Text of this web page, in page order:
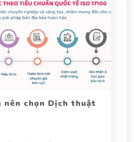
bài viết này, hãy cùng Dịch
hiểu sâu hơn về tốc ký trong
nên chọn Dịch thuật